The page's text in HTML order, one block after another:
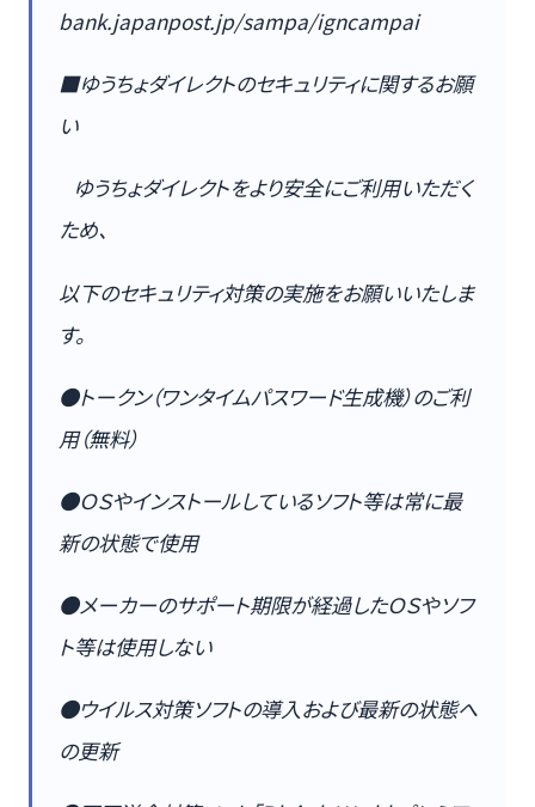
bank.japanpost.jp/sampa/igncampai
■ゆうちょダイレクトのセキュリティに関するお願
い
ゆうちょダイレクトをより安全にご利用いただく
ため、
以下のセキュリティ対策の実施をお願いいたしま
す。
●トークン（ワンタイムパスワード生成機）のご利
用（無料）
●ＯＳやインストールしているソフト等は常に最
新の状態で使用
●メーカーのサポート期限が経過したＯＳやソフ
ト等は使用しない
●ウイルス対策ソフトの導入および最新の状態へ
の更新